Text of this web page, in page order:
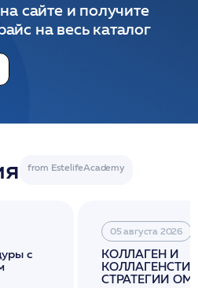
сайте и получите
на весь каталог
с
05 августа 2026
КОЛЛАГЕН И
СТРАТЕГИИ